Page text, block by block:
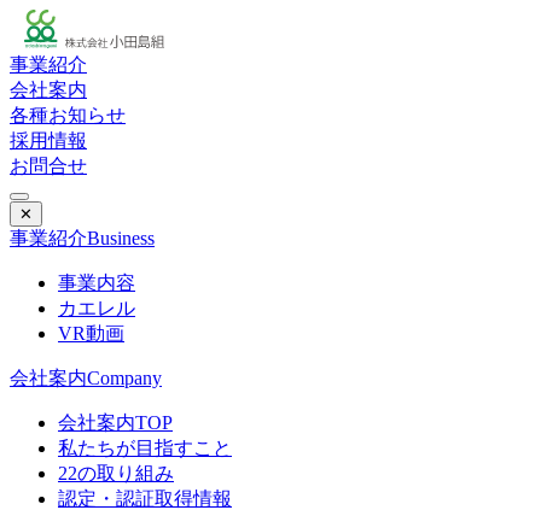
事業紹介
会社案内
各種お知らせ
採用情報
お問合せ
✕
事業紹介Business
事業内容
カエレル
VR動画
会社案内Company
会社案内TOP
私たちが目指すこと
22の取り組み
認定・認証取得情報